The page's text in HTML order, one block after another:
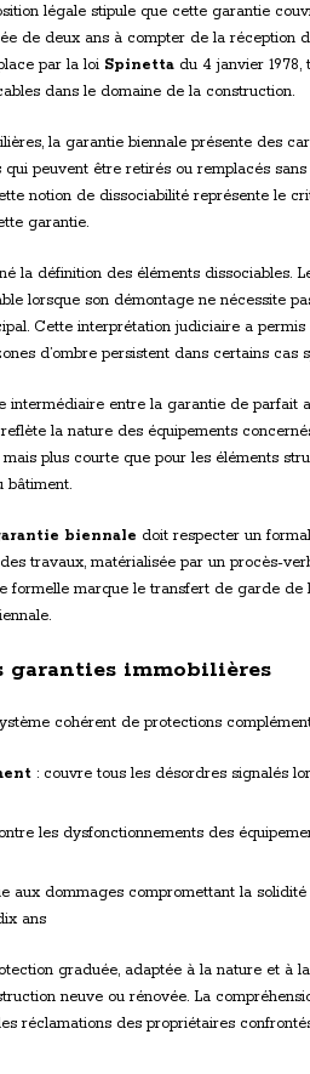
légale stipule que cette garantie
de deux ans à compter de la réception
par la loi Spinetta du 4 janvier
dans le domaine de la construction.
la garantie biennale présente des
qui peuvent être retirés ou remplacés
notion de dissociabilité représente le
garantie.
la définition des éléments dissociables.
lorsque son démontage ne nécessite
Cette interprétation judiciaire a
d’ombre persistent dans certains cas
intermédiaire entre la garantie de parfait
la nature des équipements
plus courte que pour les éléments
bâtiment.
biennale doit respecter un
travaux, matérialisée par un procès-
formelle marque le transfert de garde de
garanties immobilières
cohérent de protections
: couvre tous les désordres signalés
les dysfonctionnements des
aux dommages compromettant la
ans
graduée, adaptée à la nature et à
neuve ou rénovée. La
réclamations des propriétaires